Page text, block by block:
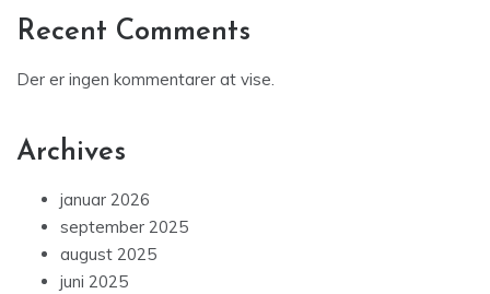
Recent Comments
Der er ingen kommentarer at vise.
Archives
januar 2026
september 2025
august 2025
juni 2025